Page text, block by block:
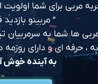
مربی برای شما
” مربینو بازدید
ها شما به سرمربیان
، حرفه ای و دارای
به آینده خوش